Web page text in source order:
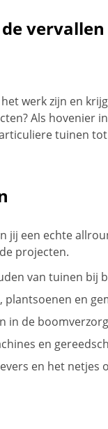
werk zijn en
Als hovenier
tuinen
jij een echte
projecten.
van tuinen bij
plantsoenen en
in de
en
en het netjes